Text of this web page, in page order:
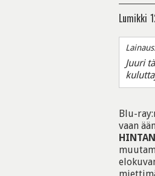
Lumikki
Juuri
Blu-
vaan